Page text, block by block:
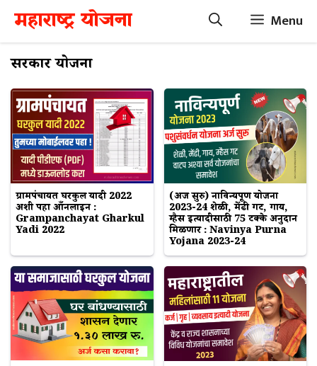
Skip
content
महाराष्ट्र योजना Menu
सरकारी योजना
ग्रामपंचायत घरकुल यादी 2022
अशी पहा आँनलाईन :
Grampanchayat Gharkul
Yadi 2022
(अर्ज सुरु) नाविन्यपूर्ण योजना
2023-24 शेळी, मेंढी गट, गाय,
म्हैस इत्यादीसाठी 75 टक्के अनुदान
मिळणार : Navinya Purna
Yojana 2023-24